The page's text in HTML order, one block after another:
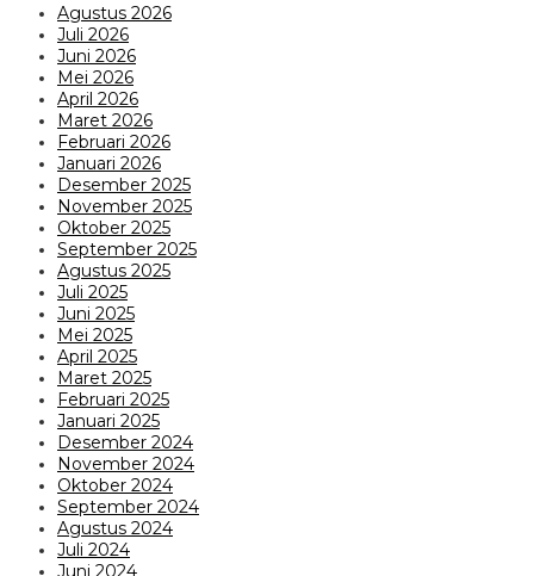
Agustus 2026
Juli 2026
Juni 2026
Mei 2026
April 2026
Maret 2026
Februari 2026
Januari 2026
Desember 2025
November 2025
Oktober 2025
September 2025
Agustus 2025
Juli 2025
Juni 2025
Mei 2025
April 2025
Maret 2025
Februari 2025
Januari 2025
Desember 2024
November 2024
Oktober 2024
September 2024
Agustus 2024
Juli 2024
Juni 2024